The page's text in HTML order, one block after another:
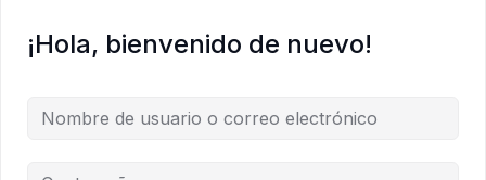
¡Hola, bienvenido de nuevo!